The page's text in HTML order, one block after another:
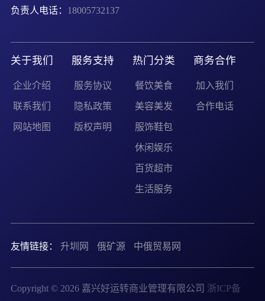
负责人电话： 18005732137
关于我们
企业介绍
联系我们
网站地图
服务支持
服务协议
隐私政策
版权声明
热门分类
餐饮美食
美容美发
服饰鞋包
休闲娱乐
百货超市
生活服务
商务合作
加入我们
合作电话
友情链接： 升圳网 俄矿源 中俄贸易网
Copyright © 2026 嘉兴好运转商业管理有限公司 浙ICP备